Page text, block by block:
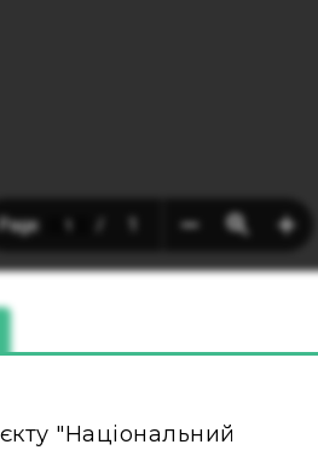
"Національний